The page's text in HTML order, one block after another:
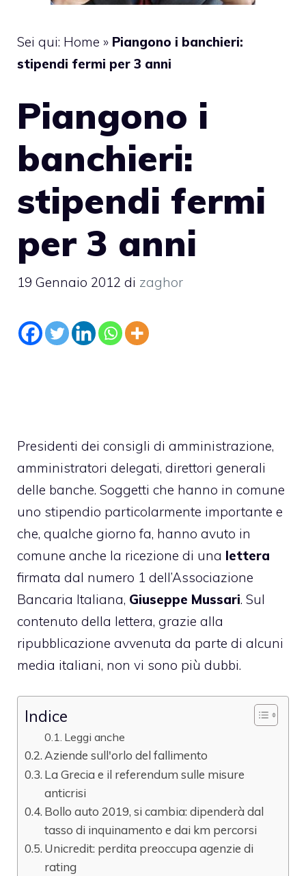
Sei qui: Home » Piangono i banchieri:
stipendi fermi per 3 anni
Piangono i
banchieri:
stipendi fermi
per 3 anni
19 Gennaio 2012 di zaghor
Presidenti dei consigli di amministrazione,
amministratori delegati, direttori generali
delle banche. Soggetti che hanno in comune
uno stipendio particolarmente importante e
che, qualche giorno fa, hanno avuto in
comune anche la ricezione di una lettera
firmata dal numero 1 dell’Associazione
Bancaria Italiana, Giuseppe Mussari. Sul
contenuto della lettera, grazie alla
ripubblicazione avvenuta da parte di alcuni
media italiani, non vi sono più dubbi.
Indice
Leggi anche
Aziende sull'orlo del fallimento
La Grecia e il referendum sulle misure
anticrisi
Bollo auto 2019, si cambia: dipenderà dal
tasso di inquinamento e dai km percorsi
Unicredit: perdita preoccupa agenzie di
rating